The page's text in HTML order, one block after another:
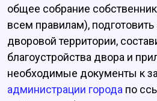
общее собрание
всем правилам),
дворовой территории,
благоустройства двора и
необходимые документы к
администрации города по